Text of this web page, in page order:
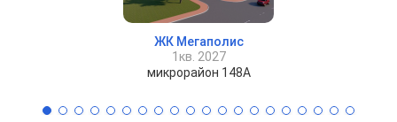
ЖК Мегаполис
1кв. 2027
микрорайон 148А